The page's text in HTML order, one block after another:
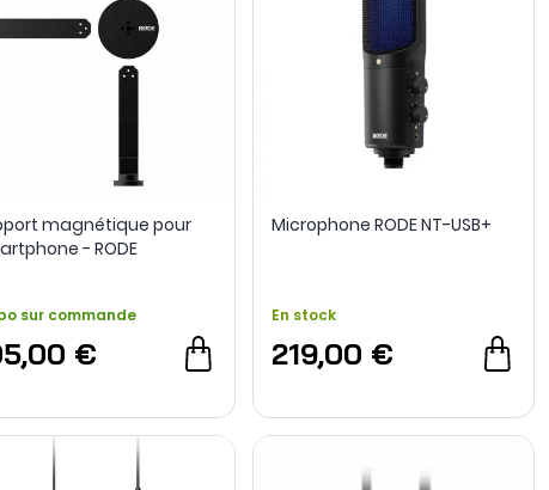
magnétique pour
- RODE
sur commande
€
Microphone RODE NT-USB+
En stock
219,00 €